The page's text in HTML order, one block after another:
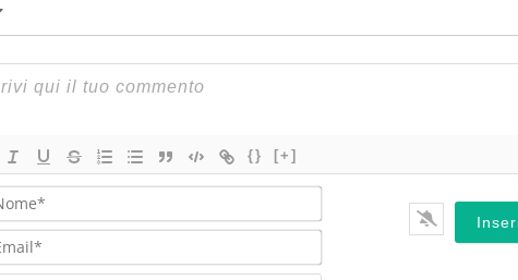
{} [+]
Nome*
Email*